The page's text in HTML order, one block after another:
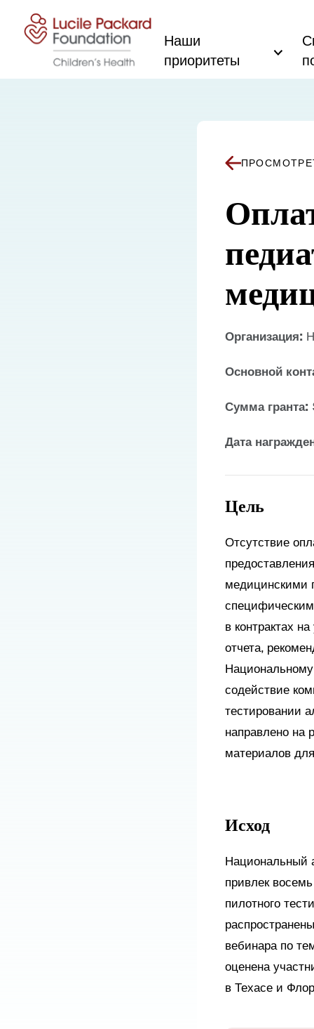
Наши
приоритеты
Организация:
Основной
Сумма гранта:
Дата
Цель
Отсутствие
медицинскими
в контрактах
отчета,
содействие
тестировании
направлено на
материалов
Исход
Национальный
привлек
пилотного
вебинара по
оценена
в Техасе и